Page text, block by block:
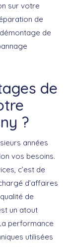
sur votre
de
de
de
?
années
vos besoins.
c’est de
d’affaires
de
un atout
performance
utilisées